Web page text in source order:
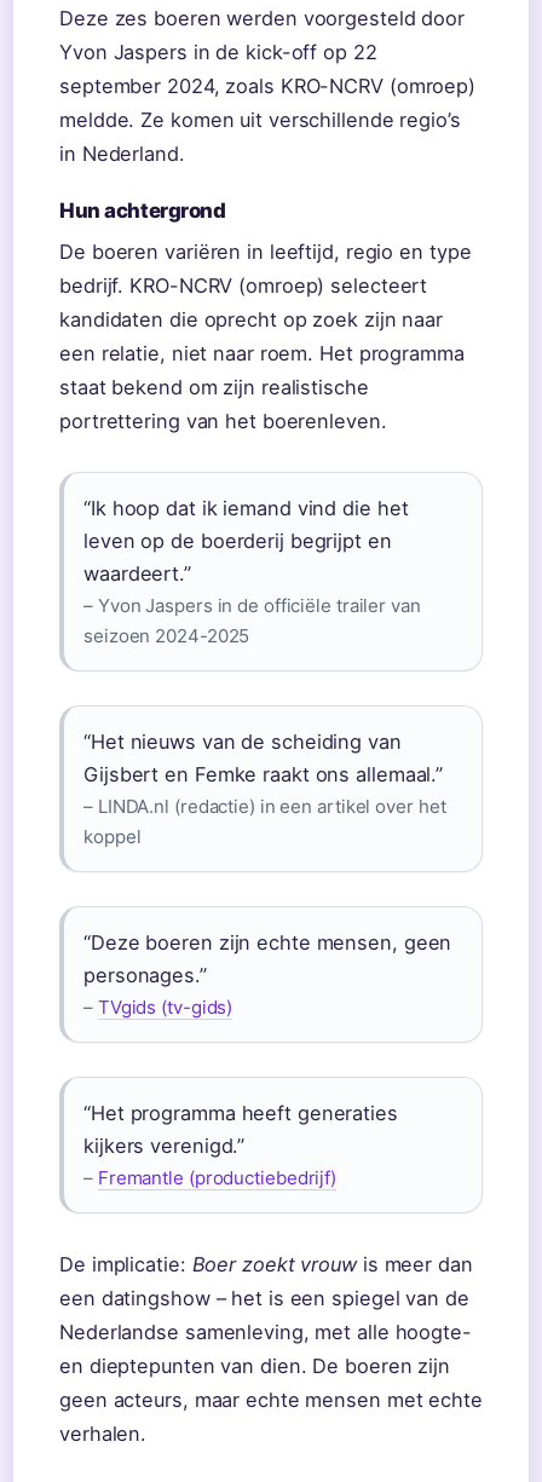
Deze zes boeren werden voorgesteld door
Yvon Jaspers in de kick-off op 22
september 2024, zoals KRO-NCRV (omroep)
meldde. Ze komen uit verschillende regio’s
in Nederland.
Hun achtergrond
De boeren variëren in leeftijd, regio en type
bedrijf. KRO-NCRV (omroep) selecteert
kandidaten die oprecht op zoek zijn naar
een relatie, niet naar roem. Het programma
staat bekend om zijn realistische
portrettering van het boerenleven.
“Ik hoop dat ik iemand vind die het
leven op de boerderij begrijpt en
waardeert.”
– Yvon Jaspers in de officiële trailer van
seizoen 2024-2025
“Het nieuws van de scheiding van
Gijsbert en Femke raakt ons allemaal.”
– LINDA.nl (redactie) in een artikel over het
koppel
“Deze boeren zijn echte mensen, geen
personages.”
– TVgids (tv-gids)
“Het programma heeft generaties
kijkers verenigd.”
– Fremantle (productiebedrijf)
De implicatie: Boer zoekt vrouwis meer dan
een datingshow – het is een spiegel van de
Nederlandse samenleving, met alle hoogte-
en dieptepunten van dien. De boeren zijn
geen acteurs, maar echte mensen met echte
verhalen.